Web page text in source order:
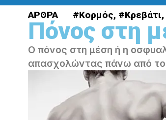
ΑΡΘΡΑ #Κορμός, #Κρεβάτι
Πόνος στη
Ο πόνος στη μέση ή η
απασχολώντας πάνω από